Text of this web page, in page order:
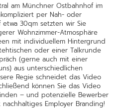
am Münchner Ostbahnhof im
per Nah- oder
etwa 30qm setzten wir Sie
Wohnzimmer-Atmosphäre
mit individuellem Hintergrund
oder einer Talkrunde
(gerne auch mit einer
aus unterschiedlichen
Regie schneidet das Video
können Sie das Video
– und potenzielle Bewerber
Employer Branding!